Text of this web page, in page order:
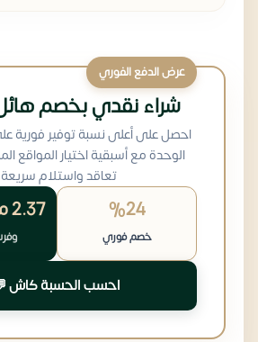
عرض الدفع الفوري
شراء نقدي بخصم
احصل على أعلى نسبة توفير فورية
الوحدة مع أسبقية اختيار المواقع
تعاقد واستلام
%24
خصم فوري
2.37 مليون
احسب الحسبة كاش